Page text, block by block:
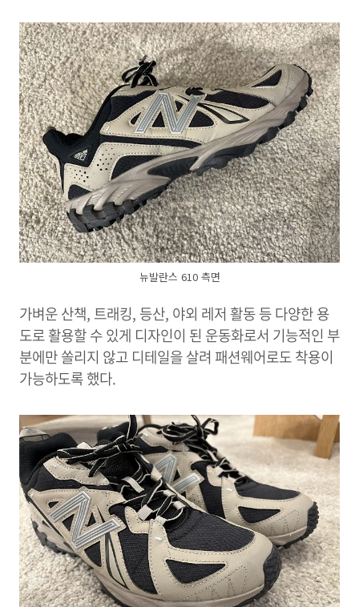
뉴발란스 610 측면
가벼운 산책, 트래킹, 등산, 야외 레저 활동 등 다양한 용
도로 활용할 수 있게 디자인이 된 운동화로서 기능적인 부
분에만 쏠리지 않고 디테일을 살려 패션웨어로도 착용이
가능하도록 했다.